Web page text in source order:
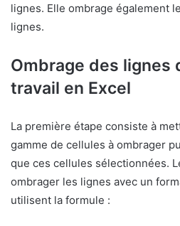
lignes. Elle ombrage également
lignes.
Ombrage des lignes
travail en Excel
La première étape consiste à
gamme de cellules à ombrager
que ces cellules sélectionnées.
ombrager les lignes avec un
utilisent la formule :